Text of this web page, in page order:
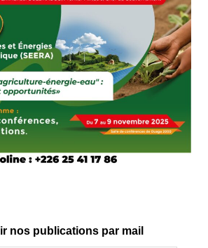
nos publications par mail